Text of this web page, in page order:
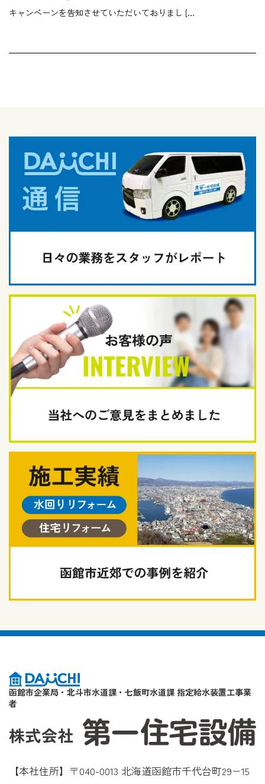
キャンペーンを告知させていただいておりまし […
函館市企業局・北斗市水道課・七飯町水道課 指定給水装置工事業
者
【本社住所】〒040-0013 北海道函館市千代台町29−15